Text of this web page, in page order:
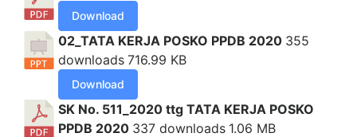
Download
02_TATA KERJA POSKO PPDB 2020 355
downloads 716.99 KB
Download
SK No. 511_2020 ttg TATA KERJA POSKO
PPDB 2020 337 downloads 1.06 MB